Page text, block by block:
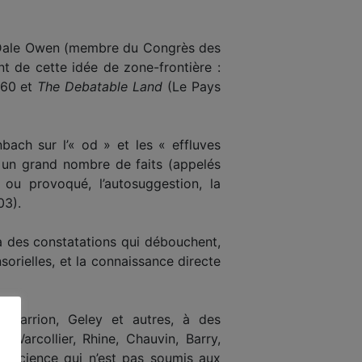
Owen (membre du Congrès des
de cette idée de zone-frontière :
et The Debatable Land (Le Pays
sur l’« od » et les « effluves
grand nombre de faits (appelés
provoqué, l’autosuggestion, la
des constatations qui débouchent,
et la connaissance directe
Geley et autres, à des
Rhine, Chauvin, Barry,
qui n’est pas soumis aux